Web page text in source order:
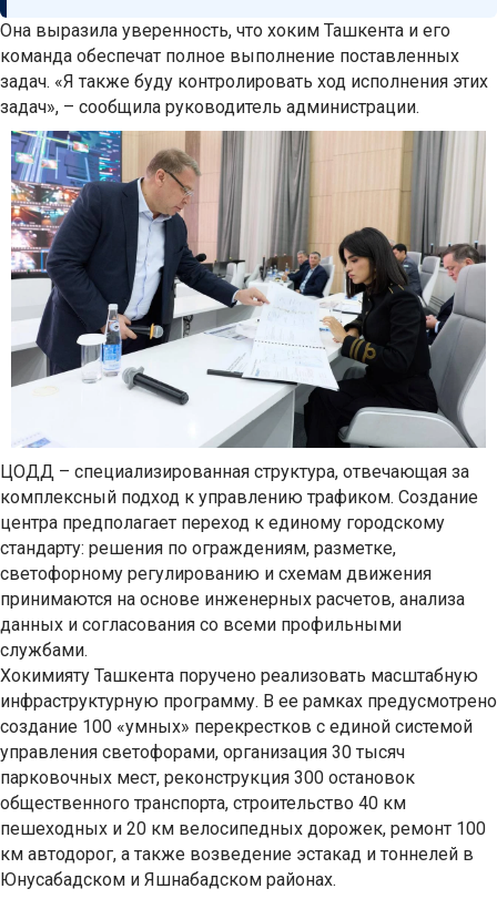
Она выразила уверенность, что хоким Ташкента и его
команда обеспечат полное выполнение поставленных
задач. «Я также буду контролировать ход исполнения этих
задач», – сообщила руководитель администрации.
ЦОДД – специализированная структура, отвечающая за
комплексный подход к управлению трафиком. Создание
центра предполагает переход к единому городскому
стандарту: решения по ограждениям, разметке,
светофорному регулированию и схемам движения
принимаются на основе инженерных расчетов, анализа
данных и согласования со всеми профильными
службами.
Хокимияту Ташкента поручено реализовать масштабную
инфраструктурную программу. В ее рамках предусмотрено
создание 100 «умных» перекрестков с единой системой
управления светофорами, организация 30 тысяч
парковочных мест, реконструкция 300 остановок
общественного транспорта, строительство 40 км
пешеходных и 20 км велосипедных дорожек, ремонт 100
км автодорог, а также возведение эстакад и тоннелей в
Юнусабадском и Яшнабадском районах.